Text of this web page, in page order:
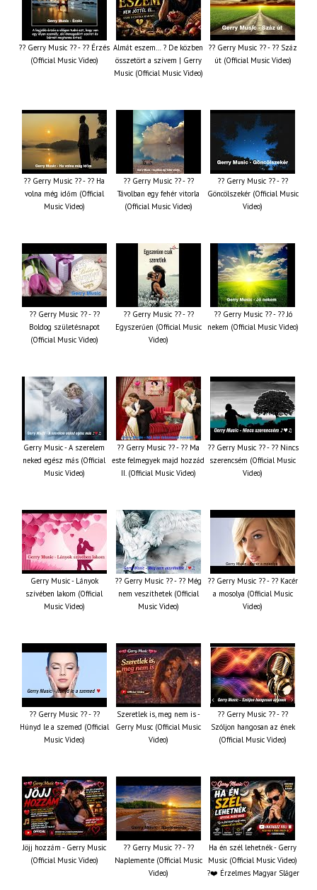
?? Gerry Music ?? - ?? Érzés
(Official Music Video)
Almát eszem… ? De közben
összetört a szívem | Gerry
Music (Official Music Video)
?? Gerry Music ?? - ?? Száz
út (Official Music Video)
?? Gerry Music ?? - ?? Ha
volna még időm (Official
Music Video)
?? Gerry Music ?? - ??
Távolban egy fehér vitorla
(Official Music Video)
?? Gerry Music ?? - ??
Göncölszekér (Official Music
Video)
?? Gerry Music ?? - ??
Boldog születésnapot
(Official Music Video)
?? Gerry Music ?? - ??
Egyszerűen (Official Music
Video)
?? Gerry Music ?? - ?? Jó
nekem (Official Music Video)
Gerry Music - A szerelem
neked egész más (Official
Music Video)
?? Gerry Music ?? - ?? Ma
este felmegyek majd hozzád
II. (Official Music Video)
?? Gerry Music ?? - ?? Nincs
szerencsém (Official Music
Video)
Gerry Music - Lányok
szívében lakom (Official
Music Video)
?? Gerry Music ?? - ?? Még
nem veszíthetek (Official
Music Video)
?? Gerry Music ?? - ?? Kacér
a mosolya (Official Music
Video)
?? Gerry Music ?? - ??
Húnyd le a szemed (Official
Music Video)
Szeretlek is, meg nem is -
Gerry Musc (Official Music
Video)
?? Gerry Music ?? - ??
Szóljon hangosan az ének
(Official Music Video)
Jöjj hozzám - Gerry Music
(Official Music Video)
?? Gerry Music ?? - ??
Naplemente (Official Music
Video)
Ha én szél lehetnék - Gerry
Music (Official Music Video)
?️❤️ Érzelmes Magyar Sláger